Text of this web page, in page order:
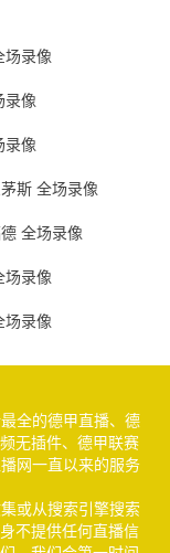
场录像
录像
录像
斯 全场录像
全场录像
场录像
场录像
全的德甲直播、德
无插件、德甲联赛
网一直以来的服务
或从搜索引擎搜索
不提供任何直播信